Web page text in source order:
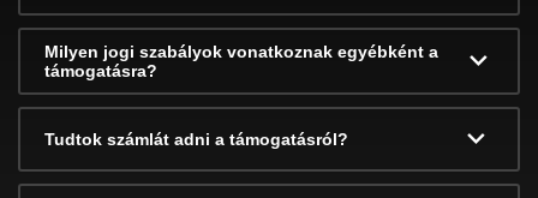
Milyen jogi szabályok vonatkoznak egyébként a
támogatásra?
Tudtok számlát adni a támogatásról?